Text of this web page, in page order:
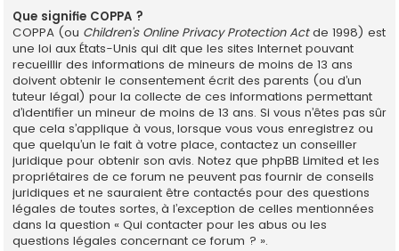
Que signifie COPPA ?
COPPA (ou Children’s Online Privacy Protection Actde 1998) est
une loi aux États-Unis qui dit que les sites Internet pouvant
recueillir des informations de mineurs de moins de 13 ans
doivent obtenir le consentement écrit des parents (ou d’un
tuteur légal) pour la collecte de ces informations permettant
d’identifier un mineur de moins de 13 ans. Si vous n’êtes pas sûr
que cela s’applique à vous, lorsque vous vous enregistrez ou
que quelqu’un le fait à votre place, contactez un conseiller
juridique pour obtenir son avis. Notez que phpBB Limited et les
propriétaires de ce forum ne peuvent pas fournir de conseils
juridiques et ne sauraient être contactés pour des questions
légales de toutes sortes, à l’exception de celles mentionnées
dans la question « Qui contacter pour les abus ou les
questions légales concernant ce forum ? ».